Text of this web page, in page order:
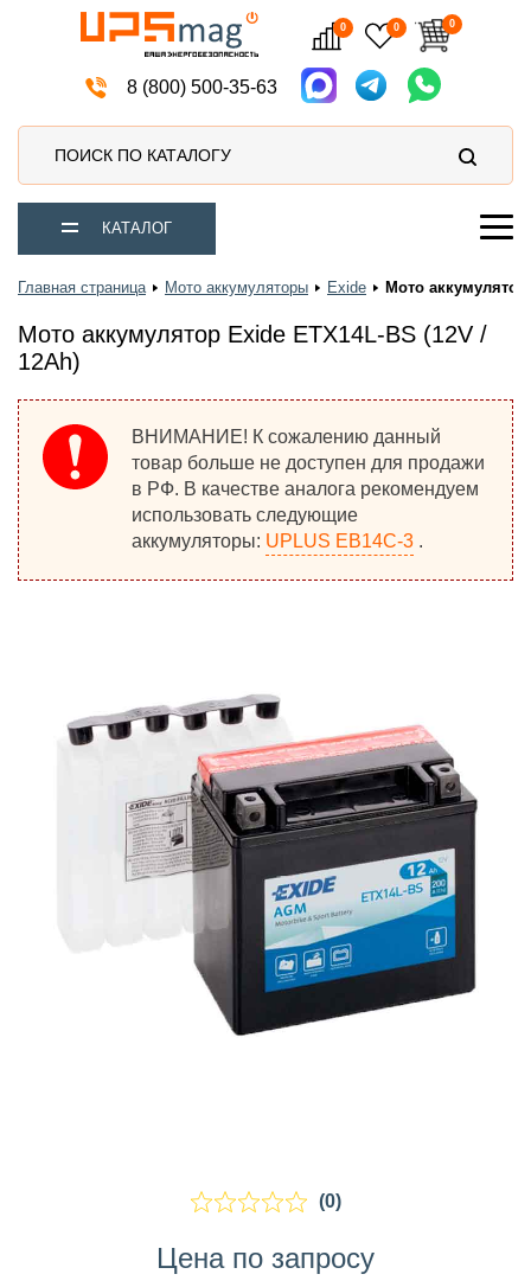
0 0 0
8 (800) 500-35-63
ПОИСК ПО КАТАЛОГУ
КАТАЛОГ
Главная страница Мото аккумуляторы Exide Мото
Мото аккумулятор Exide ETX14L-BS (12V /
12Ah)
ВНИМАНИЕ! К сожалению данный
товар больше не доступен для продажи
в РФ. В качестве аналога рекомендуем
использовать следующие
аккумуляторы: UPLUS EB14C-3 .
(0)
Цена по запросу
Источники бесперебойного питания